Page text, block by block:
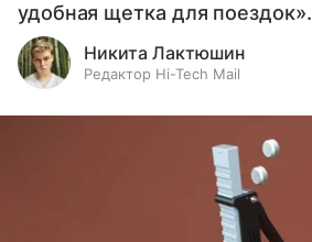
удобная щетка для поездок».
Никита Лактюшин
Редактор Hi-Tech Mail